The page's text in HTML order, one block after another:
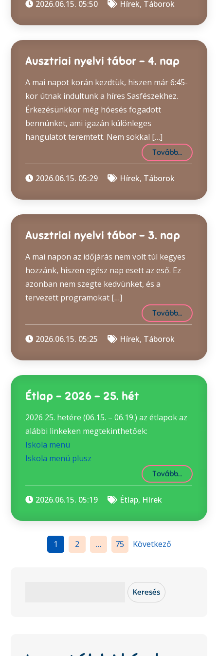
2026.06.15. 05:50 Hírek, Táborok
Ausztriai nyelvi tábor – 4. nap
A mai napot korán kezdtük, hiszen már 6:45-
kor útnak indultunk a híres Sasfészekhez.
Érkezésünkkor még hóesés fogadott
bennünket, ami igazán különleges
hangulatot teremtett. Nem sokkal […]
Tovább…
2026.06.15. 05:29 Hírek, Táborok
Ausztriai nyelvi tábor – 3. nap
A mai napon az időjárás nem volt túl kegyes
hozzánk, hiszen egész nap esett az eső. Ez
azonban nem szegte kedvünket, és a
tervezett programokat […]
Tovább…
2026.06.15. 05:25 Hírek, Táborok
Étlap – 2026 – 25. hét
2026 25. hetére (06.15. – 06.19.) az étlapok az
alábbi linkeken megtekinthetőek:
Iskola menü
Iskola menü plusz
Tovább…
2026.06.15. 05:19 Étlap, Hírek
Bejegyzések
1 2 … 75 Következő
Keresés